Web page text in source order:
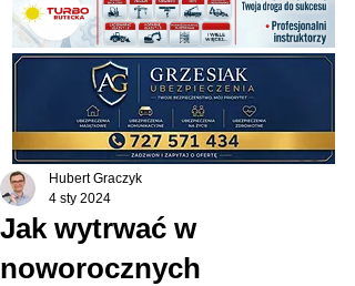
Jak wytrwać w
noworocznych
Hubert Graczyk
4 sty 2024